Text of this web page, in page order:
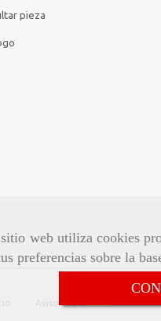
web utiliza cookies
preferencias sobre la
pieza
Aviso Legal Política de